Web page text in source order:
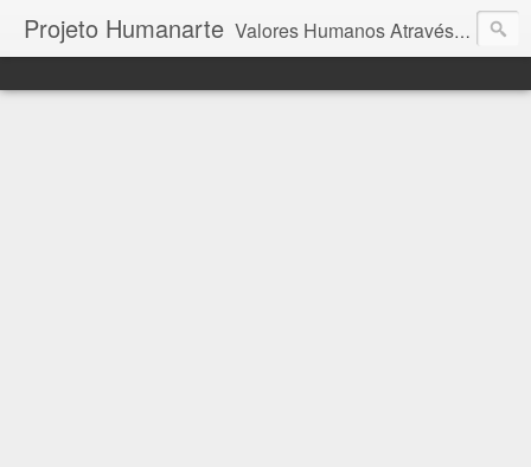
Projeto Humanarte Valores Humanos Através da Arte